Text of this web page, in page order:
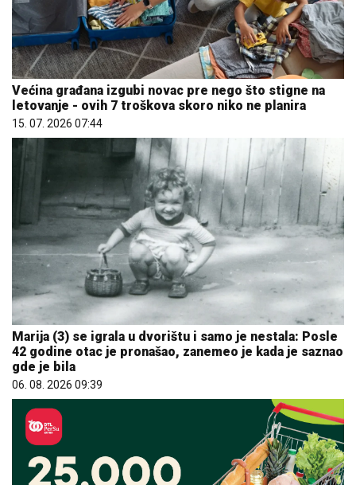
Većina građana izgubi novac pre nego što stigne na
letovanje - ovih 7 troškova skoro niko ne planira
15. 07. 2026 07:44
Marija (3) se igrala u dvorištu i samo je nestala: Posle
42 godine otac je pronašao, zanemeo je kada je saznao
gde je bila
06. 08. 2026 09:39